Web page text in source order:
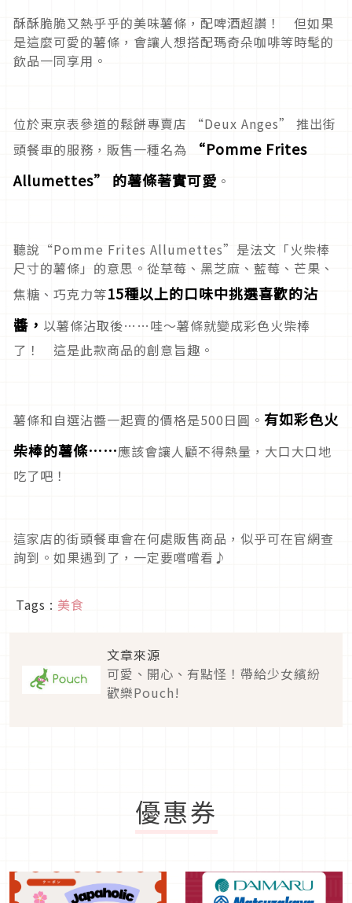
酥酥脆脆又熱乎乎的美味薯條，配啤酒超讚！ 但如果
是這麼可愛的薯條，會讓人想搭配瑪奇朵咖啡等時髦的
飲品一同享用。
位於東京表參道的鬆餅專賣店 “Deux Anges” 推出街
頭餐車的服務，販售一種名為 “Pomme Frites
Allumettes” 的薯條著實可愛 。
聽說“Pomme Frites Allumettes”是法文「火柴棒
尺寸的薯條」的意思。從草莓、黑芝麻、藍莓、芒果、
焦糖、巧克力等15種以上的口味中挑選喜歡的沾
醬， 以薯條沾取後……哇～薯條就變成彩色火柴棒
了！ 這是此款商品的創意旨趣。
薯條和自選沾醬一起賣的價格是500日圓。 有如彩色火
柴棒的薯條……應該會讓人顧不得熱量，大口大口地
吃了吧！
這家店的街頭餐車會在何處販售商品，似乎可在官網查
詢到。如果遇到了，一定要嚐嚐看♪
Tags : 美食
文章來源
可愛、開心、有點怪！帶給少女繽紛
歡樂Pouch!
優惠券